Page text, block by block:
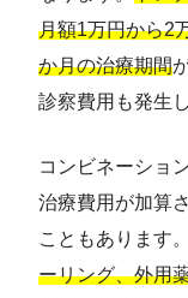
月額1万円から2
か月の治療期間
診察費用も発生
コンビネーショ
治療費用が加算
こともあります
ーリング、外用